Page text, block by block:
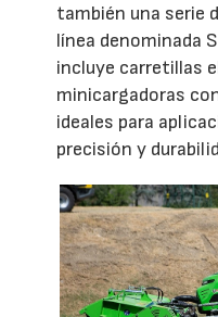
también una serie
línea denominada
incluye carretillas
minicargadoras
ideales para
precisión y